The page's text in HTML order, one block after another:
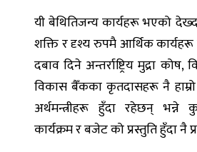
यी बेथितिजन्य कार्यहरू भएको
शक्ति र दृश्य रुपमै आर्थिक कार्यहरू
दबाव दिने अन्तर्राष्ट्रिय मुद्रा
विकास बैँकका कृतदासहरू नै
अर्थमन्त्रीहरू हुँदा रहेछन् भन्ने
कार्यक्रम र बजेट को प्रस्तुति हुँदा नै